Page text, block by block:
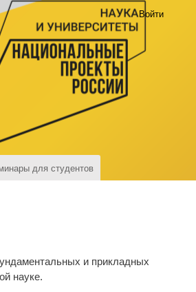
Войти
для студентов
и прикладных
науке.